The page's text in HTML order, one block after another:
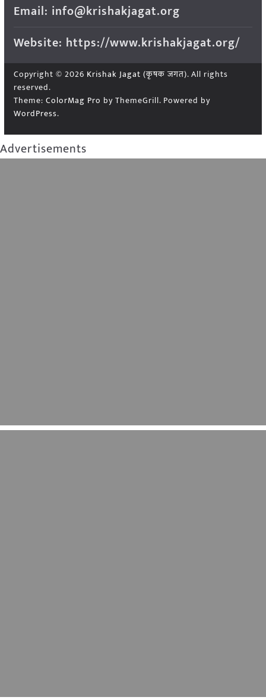
Email: info@krishakjagat.org
Website: https://www.krishakjagat.org/
Copyright © 2026 Krishak Jagat (कृषक जगत). All rights
reserved.
Theme: ColorMag Pro by ThemeGrill. Powered by
WordPress.
Advertisements